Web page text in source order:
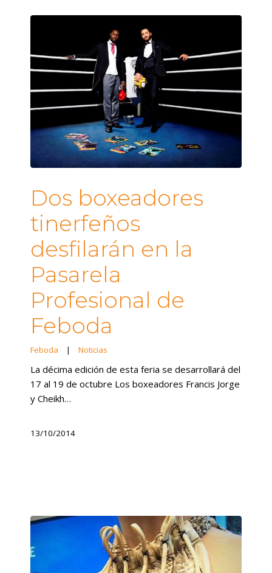
Dos boxeadores
tinerfeños
desfilarán en la
Pasarela
Profesional de
Feboda
Feboda | Noticias
La décima edición de esta feria se desarrollará del
17 al 19 de octubre Los boxeadores Francis Jorge
y Cheikh…
13/10/2014